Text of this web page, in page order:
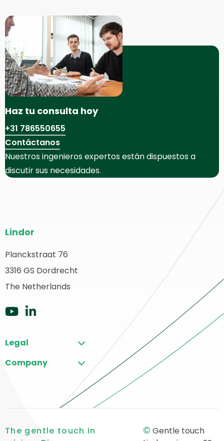
Haz tu consulta hoy
+31 786550655
Contáctanos
Nuestros ingenieros expertos están dispuestos a
discutir sus necesidades.
del
sitio
web
Lindor
Planckstraat 76
3316 GS Dordrecht
The Netherlands
Ir
YouTube
Ir
LinkedIn
Legal
Company
The gentle touch in
© Gentle touch